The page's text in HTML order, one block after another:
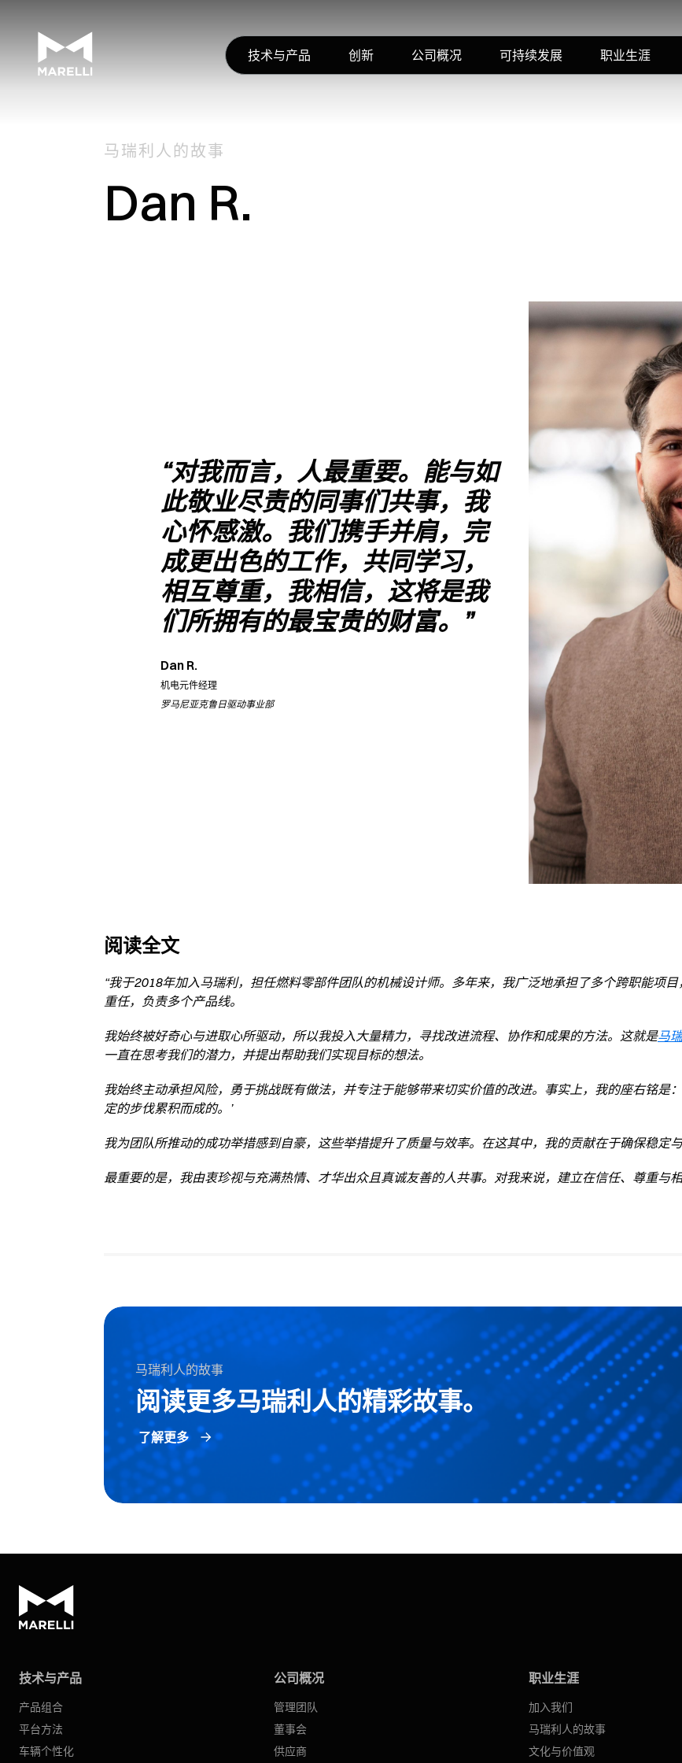
技术与产品 创新 公司概况 可持续发展 职业生涯
马瑞利人的故事
Dan R.
“对我而言，人最重要。能与如
此敬业尽责的同事们共事，我
心怀感激。我们携手并肩，完
成更出色的工作，共同学习，
相互尊重，我相信，这将是我
们所拥有的最宝贵的财富。”
Dan R.
机电元件经理
罗马尼亚克鲁日驱动事业部
阅读全文
“我于2018年加入马瑞利，担任燃料零部件团队的机械设计师。多年来，我广泛地承担了多个跨职能项
重任，负责多个产品线。
我始终被好奇心与进取心所驱动，所以我投入大量精力，寻找改进流程、协作和成果的方法。这就是马
一直在思考我们的潜力，并提出帮助我们实现目标的想法。
我始终主动承担风险，勇于挑战既有做法，并专注于能够带来切实价值的改进。事实上，我的座右铭是
定的步伐累积而成的。’
我为团队所推动的成功举措感到自豪，这些举措提升了质量与效率。在这其中，我的贡献在于确保稳定
最重要的是，我由衷珍视与充满热情、才华出众且真诚友善的人共事。对我来说，建立在信任、尊重与
马瑞利人的故事
阅读更多马瑞利人的精彩故事。
了解更多
技术与产品
产品组合
平台方法
车辆个性化
公司概况
管理团队
董事会
供应商
职业生涯
加入我们
马瑞利人的故事
文化与价值观